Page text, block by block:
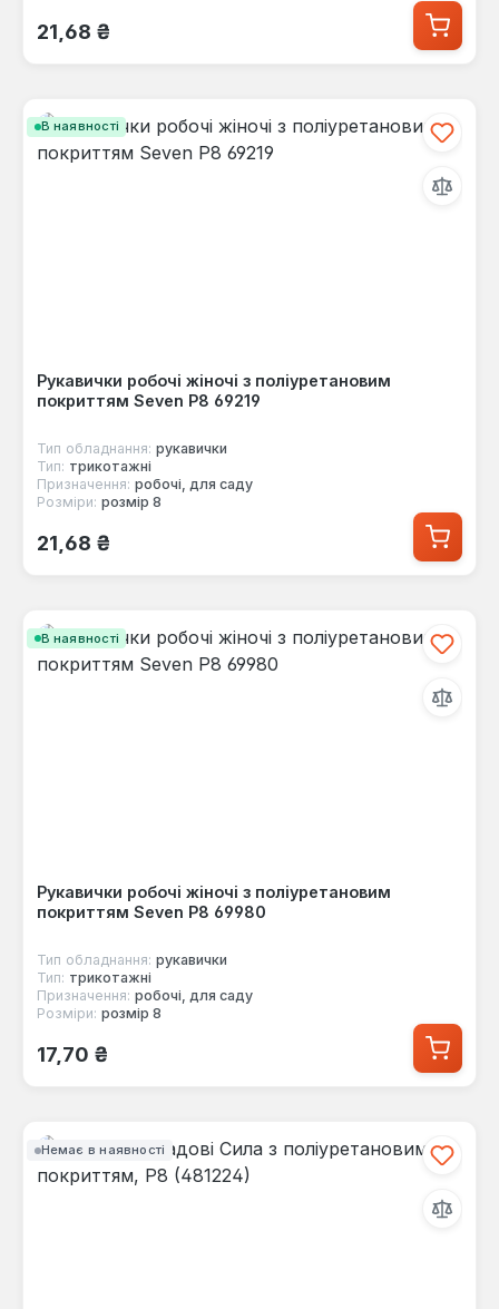
Звичайна ціна:
21,68 ₴
В наявності
Рукавички робочі жіночі з поліуретановим
покриттям Seven Р8 69219
Тип обладнання: рукавички
Тип: трикотажні
Призначення: робочі, для саду
Розміри: розмір 8
Звичайна ціна:
21,68 ₴
В наявності
Рукавички робочі жіночі з поліуретановим
покриттям Seven Р8 69980
Тип обладнання: рукавички
Тип: трикотажні
Призначення: робочі, для саду
Розміри: розмір 8
Звичайна ціна:
17,70 ₴
Немає в наявності